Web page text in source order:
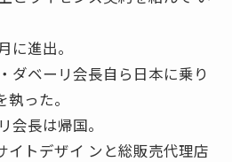
に進出。
ダベーリ会長自ら日本に乗り
った。
会長は帰国。
イトデザイ ンと総販売代理店